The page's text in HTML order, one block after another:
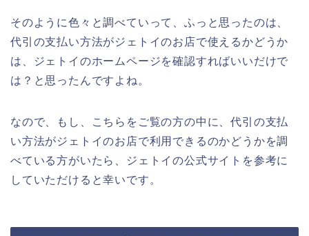
そのように色々と調べていって、ふっと思ったのは、
代引の支払い方法がジェトイのお店で使えるかどうか
は、ジェトイのホームページを確認すればいいだけで
は？と思ったんですよね。
なので、もし、こちらをご覧の方の中に、代引の支払
い方法がジェトイのお店で利用できるのかどうかを調
べている方がいたら、ジェトイの公式サイトを参考に
していただけると幸いです。